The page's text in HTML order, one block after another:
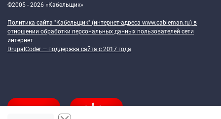
©2005 - 2026 «Кабельщик»
Политика сайта "Кабельщик" (интернет-адреса www.cableman.ru) в
отношении обработки персональных данных пользователей сети
интернет
DrupalCoder — поддержка сайта c 2017 года